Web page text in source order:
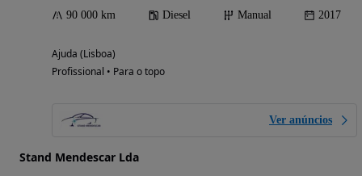
90 000 km Diesel Manual 2017
Ajuda (Lisboa)
Profissional • Para o topo
Ver anúncios
Stand Mendescar Lda